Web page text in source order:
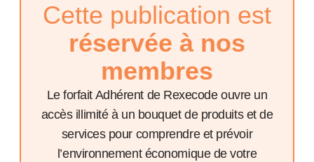
Cette publication est
réservée à nos
membres
Le forfait Adhérent de Rexecode ouvre un
accès illimité à un bouquet de produits et de
services pour comprendre et prévoir
l’environnement économique de votre